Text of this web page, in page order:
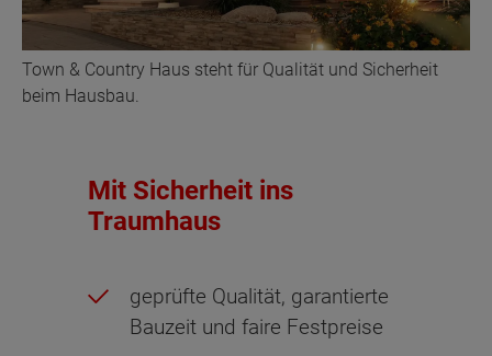
Town & Country Haus steht für Qualität und Sicherheit
beim Hausbau.
Mit Sicherheit ins
Traumhaus
geprüfte Qualität, garantierte
Bauzeit und faire Festpreise